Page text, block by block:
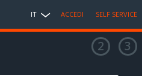
IT ACCEDI SELF SERVICE